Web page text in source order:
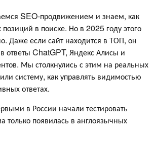
SEO-продвижением и знаем, как
в поиске. Но в 2025 году этого
Даже если сайт находится в ТОП, он
ответы ChatGPT, Яндекс Алисы и
Мы столкнулись с этим на реальных
систему, как управлять видимостью
ответах.
в России начали тестировать
только появилась в англоязычных